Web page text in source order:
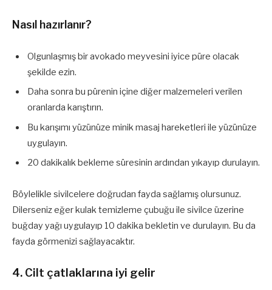
Nasıl hazırlanır?
Olgunlaşmış bir avokado meyvesini iyice püre olacak
şekilde ezin.
Daha sonra bu pürenin içine diğer malzemeleri verilen
oranlarda karıştırın.
Bu karışımı yüzünüze minik masaj hareketleri ile yüzünüze
uygulayın.
20 dakikalık bekleme süresinin ardından yıkayıp durulayın.
Böylelikle sivilcelere doğrudan fayda sağlamış olursunuz.
Dilerseniz eğer kulak temizleme çubuğu ile sivilce üzerine
buğday yağı uygulayıp 10 dakika bekletin ve durulayın. Bu da
fayda görmenizi sağlayacaktır.
4. Cilt çatlaklarına iyi gelir